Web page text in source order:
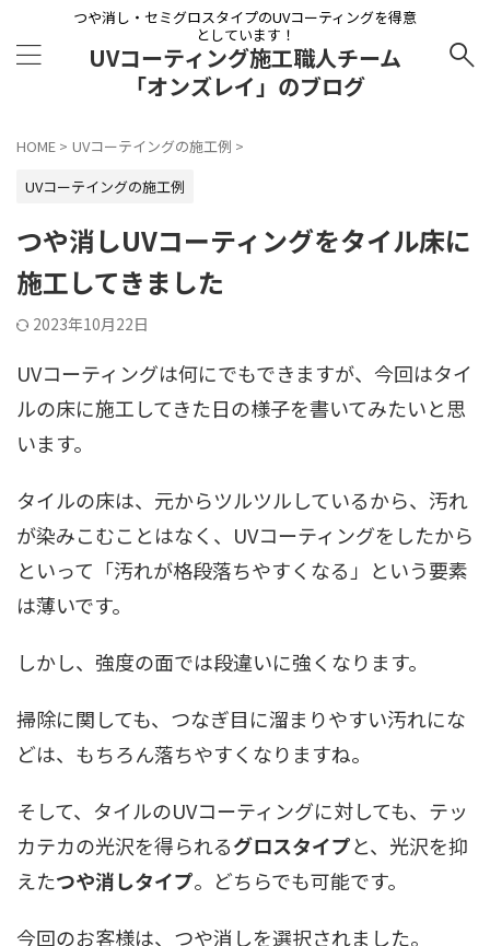
つや消し・セミグロスタイプのUVコーティングを得意
としています！
UVコーティング施工職人チーム
「オンズレイ」のブログ
HOME > UVコーテイングの施工例 >
UVコーテイングの施工例
つや消しUVコーティングをタイル床に
施工してきました
2023年10月22日
UVコーティングは何にでもできますが、今回はタイ
ルの床に施工してきた日の様子を書いてみたいと思
います。
タイルの床は、元からツルツルしているから、汚れ
が染みこむことはなく、UVコーティングをしたから
といって「汚れが格段落ちやすくなる」という要素
は薄いです。
しかし、強度の面では段違いに強くなります。
掃除に関しても、つなぎ目に溜まりやすい汚れにな
どは、もちろん落ちやすくなりますね。
そして、タイルのUVコーティングに対しても、テッ
カテカの光沢を得られるグロスタイプと、光沢を抑
えたつや消しタイプ。どちらでも可能です。
今回のお客様は、つや消しを選択されました。